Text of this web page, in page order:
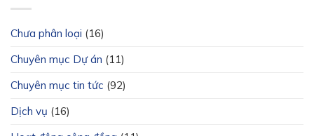
Chưa phân loại (16)
Chuyên mục Dự án (11)
Chuyên mục tin tức (92)
Dịch vụ (16)